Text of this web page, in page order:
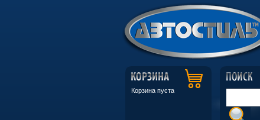
Корзина пуста